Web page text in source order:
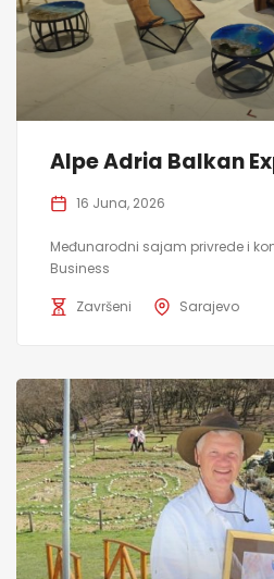
Alpe Adria Balkan
16 Juna, 2026
Međunarodni sajam privrede i
Business
Završeni Sarajevo